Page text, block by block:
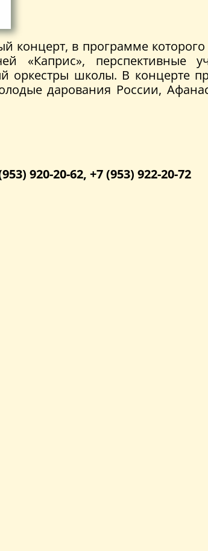
концерт, в программе
«Каприс», перспективные
школы. В концерте
дарования России,
920-20-62, +7 (953) 922-20-72